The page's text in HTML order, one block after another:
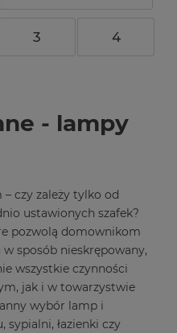
3 4
- lampy
czy zależy tylko od
ustawionych szafek?
pozwolą domownikom
sposób nieskrępowany,
wszystkie czynności
jak i w towarzystwie
wybór lamp i
sypialni, łazienki czy